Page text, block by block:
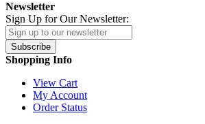
Newsletter
Sign Up for Our Newsletter:
Subscribe
Shopping Info
View Cart
My Account
Order Status